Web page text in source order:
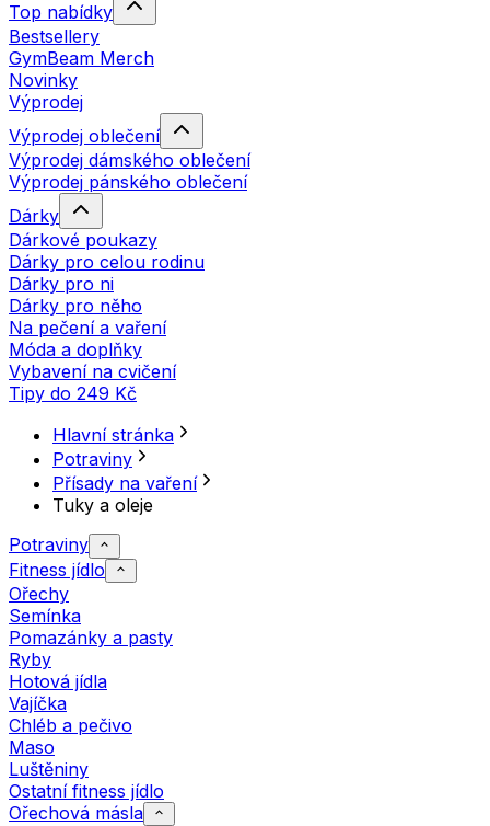
Top nabídky
Bestsellery
GymBeam Merch
Novinky
Výprodej
Výprodej oblečení
Výprodej dámského oblečení
Výprodej pánského oblečení
Dárky
Dárkové poukazy
Dárky pro celou rodinu
Dárky pro ni
Dárky pro něho
Na pečení a vaření
Móda a doplňky
Vybavení na cvičení
Tipy do 249 Kč
Hlavní stránka
Potraviny
Přísady na vaření
Tuky a oleje
Potraviny
Fitness jídlo
Ořechy
Semínka
Pomazánky a pasty
Ryby
Hotová jídla
Vajíčka
Chléb a pečivo
Maso
Luštěniny
Ostatní fitness jídlo
Ořechová másla